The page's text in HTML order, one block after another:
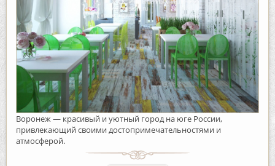
Воронеж — красивый и уютный город на юге России,
привлекающий своими достопримечательностями и
атмосферой.